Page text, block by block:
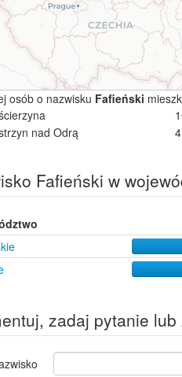
osób o nazwisku Fafieński
nad Odrą
4
Fafieński w
zadaj pytanie